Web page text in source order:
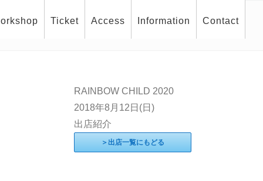
Ticket Access Information Contact
RAINBOW CHILD 2020
2018年8月12日(日)
出店紹介
＞出店一覧にもどる